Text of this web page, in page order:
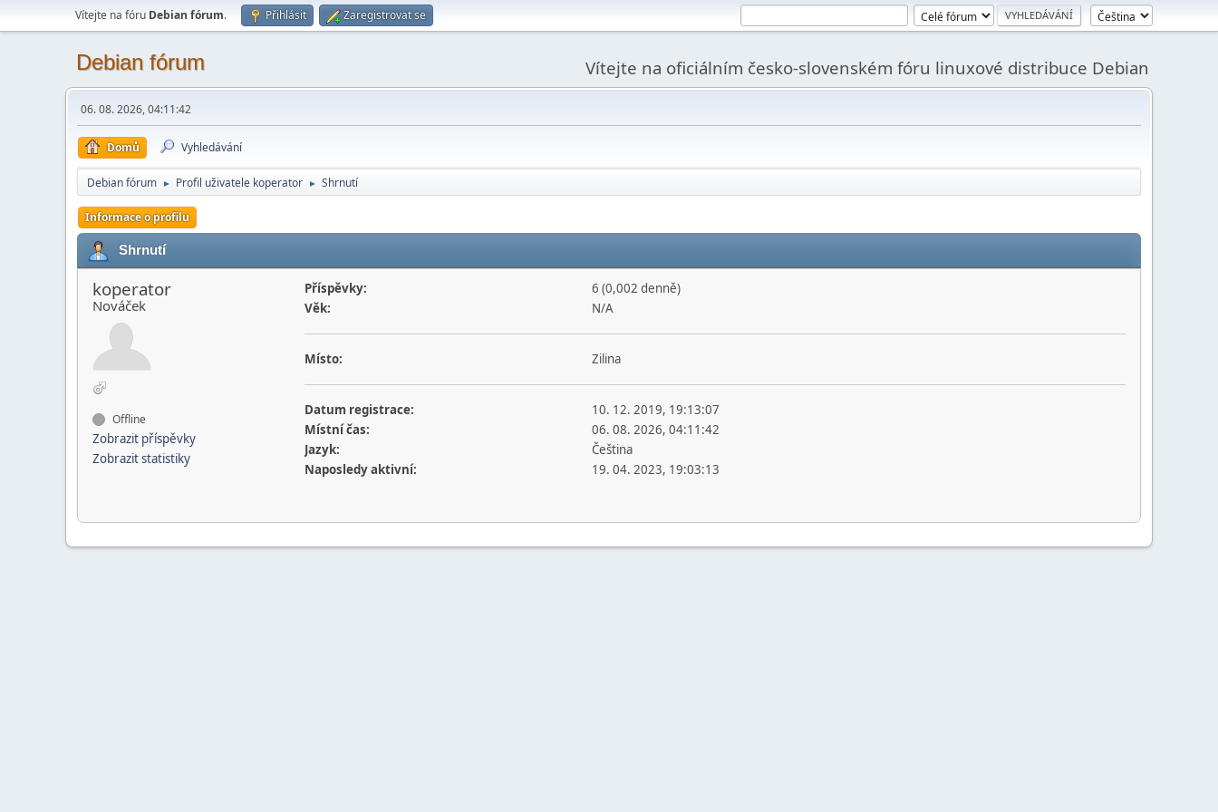
Vítejte na fóru Debian fórum. Přihlásit Zaregistrovat se
Debian fórum Vítejte na oficiálním česko-slovenském fóru linuxové distribuce Debian
06. 08. 2026, 04:11:42
Domů Vyhledávání
Debian fórum ► Profil uživatele koperator ► Shrnutí
Informace o profilu
Shrnutí
koperator
Nováček
Offline
Zobrazit příspěvky
Zobrazit statistiky
Příspěvky:
6 (0,002 denně)
Věk:
N/A
Místo: Zilina
Datum registrace:
10. 12. 2019, 19:13:07
Místní čas:
06. 08. 2026, 04:11:42
Jazyk:
Čeština
Naposledy aktivní:
19. 04. 2023, 19:03:13